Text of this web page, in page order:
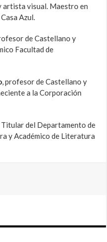
artista visual. Maestro en
Azul.
de Castellano y
Facultad de
, profesor de Castellano y
a la Corporación
Titular del Departamento de
y Académico de Literatura